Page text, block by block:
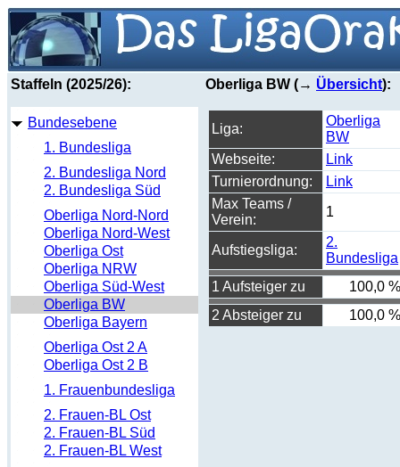
Staffeln (2025/26):
Bundesebene
1. Bundesliga
2. Bundesliga Nord
2. Bundesliga Süd
Oberliga Nord-Nord
Oberliga Nord-West
Oberliga Ost
Oberliga NRW
Oberliga Süd-West
Oberliga BW
Oberliga Bayern
Oberliga Ost 2 A
Oberliga Ost 2 B
1. Frauenbundesliga
2. Frauen-BL Ost
2. Frauen-BL Süd
2. Frauen-BL West
Oberliga BW (→ Übersicht):
Liga:
Oberliga
BW
Webseite:
Link
Turnierordnung:
Link
Max Teams /
Verein:
1
Aufstiegsliga:
2.
Bundesliga
1 Aufsteiger zu
100,0 %
2 Absteiger zu
100,0 %